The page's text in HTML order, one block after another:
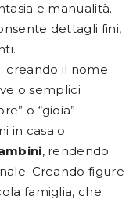
e manualità.
dettagli fini,
: creando il nome
o semplici
o “gioia”.
in casa o
, rendendo
Creando figure
famiglia, che